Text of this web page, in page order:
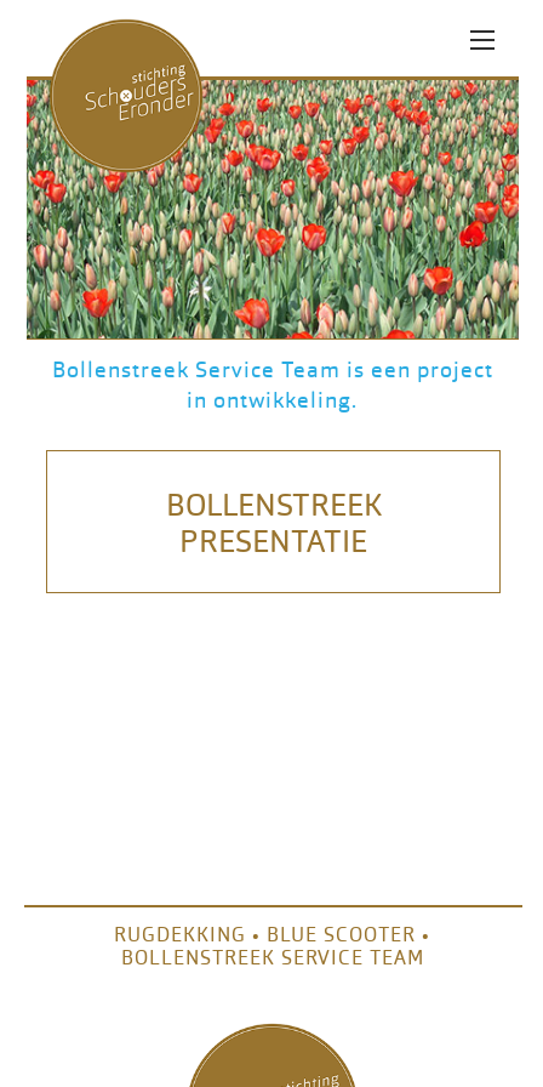
HOME
RUGDEKKING PROJECT
VOETBALCLUBS
SUCCESSEN
AANMELDEN RUGDEKKING
BLUE SCOOTER PROJECT
BOLLENSTREEK PROJECT
OVER SCHOUDERS
Bollenstreek Service Team is een project
in ontwikkeling.
BOLLENSTREEK
PRESENTATIE
RUGDEKKING • BLUE SCOOTER •
BOLLENSTREEK SERVICE TEAM